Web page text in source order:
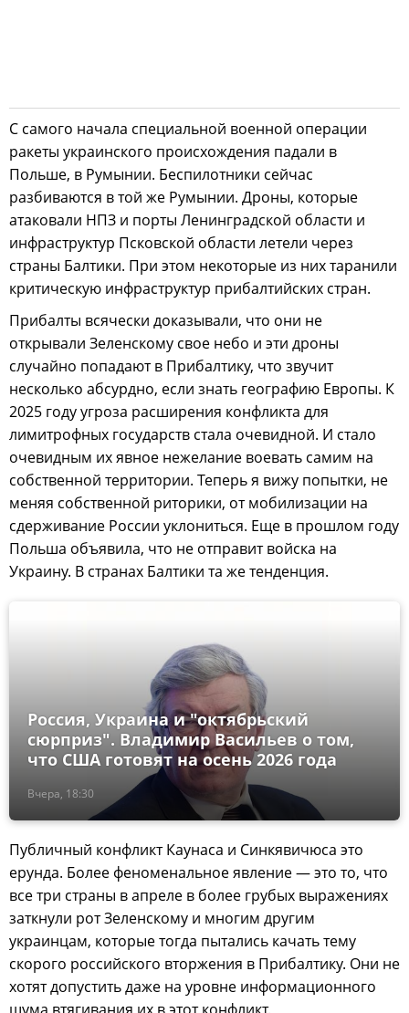
С самого начала специальной военной операции
ракеты украинского происхождения падали в
Польше, в Румынии. Беспилотники сейчас
разбиваются в той же Румынии. Дроны, которые
атаковали НПЗ и порты Ленинградской области и
инфраструктур Псковской области летели через
страны Балтики. При этом некоторые из них таранили
критическую инфраструктур прибалтийских стран.
Прибалты всячески доказывали, что они не
открывали Зеленскому свое небо и эти дроны
случайно попадают в Прибалтику, что звучит
несколько абсурдно, если знать географию Европы. К
2025 году угроза расширения конфликта для
лимитрофных государств стала очевидной. И стало
очевидным их явное нежелание воевать самим на
собственной территории. Теперь я вижу попытки, не
меняя собственной риторики, от мобилизации на
сдерживание России уклониться. Еще в прошлом году
Польша объявила, что не отправит войска на
Украину. В странах Балтики та же тенденция.
Вчера, 18:30
Россия, Украина и "октябрьский
сюрприз". Владимир Васильев о том,
что США готовят на осень 2026 года
Публичный конфликт Каунаса и Синкявичюса это
ерунда. Более феноменальное явление — это то, что
все три страны в апреле в более грубых выражениях
заткнули рот Зеленскому и многим другим
украинцам, которые тогда пытались качать тему
скорого российского вторжения в Прибалтику. Они не
хотят допустить даже на уровне информационного